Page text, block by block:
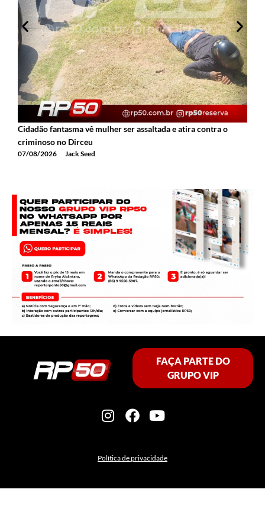
Cidadão fantasma vê mulher ser assaltada e atira contra o
criminoso no Dirceu
07/08/2026 Jack Seed
FAÇA PARTE DO
GRUPO VIP
Política de privacidade